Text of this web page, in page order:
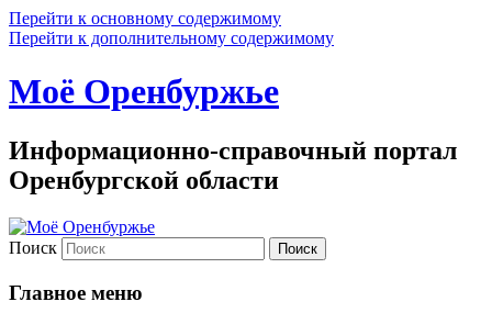
Перейти к основному содержимому
Перейти к дополнительному содержимому
Моё Оренбуржье
Информационно-справочный портал
Оренбургской области
Поиск
Главное меню